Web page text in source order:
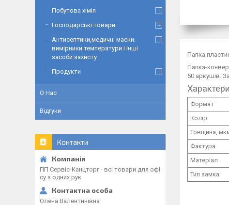
Папка
Папка-
50 аркушів.
Формат
Колір
Товщина,
Фактура
Матеріал
Тип замка
Побутова хімія
Господарські товари
Антисептики,медичні маски.
вимірники температури і інші
засоби захисту
Продукти
О Нас
Відгуки
Контакти
ПП Сервіс-Канцторг - всі товари для офі
су з одних рук
Олена Валентинівна